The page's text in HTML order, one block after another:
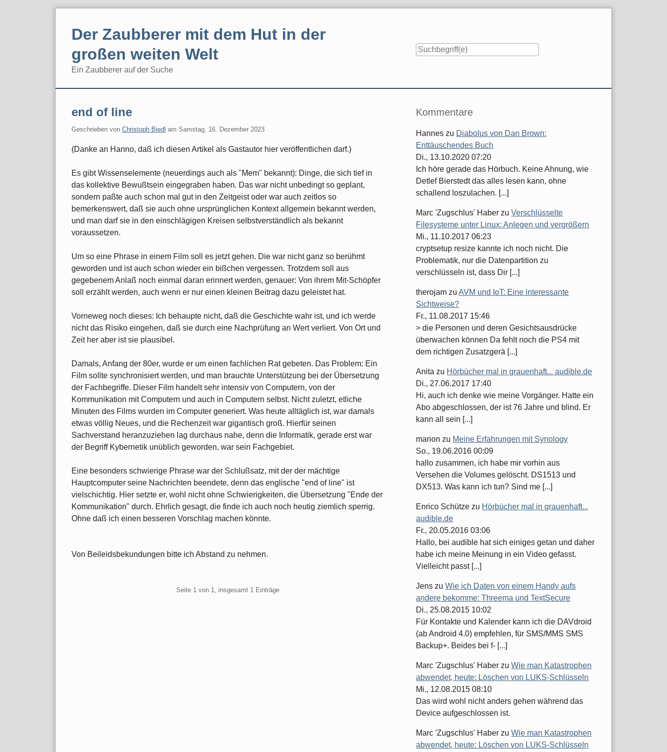
Der Zaubberer mit dem Hut in der
großen weiten Welt
Ein Zaubberer auf der Suche
end of line
Geschrieben von Christoph Biedl am Samstag, 16. Dezember 2023
(Danke an Hanno, daß ich diesen Artikel als Gastautor hier veröffentlichen darf.)
Es gibt Wissenselemente (neuerdings auch als "Mem" bekannt): Dinge, die sich tief in
das kollektive Bewußtsein eingegraben haben. Das war nicht unbedingt so geplant,
sondern paßte auch schon mal gut in den Zeitgeist oder war auch zeitlos so
bemerkenswert, daß sie auch ohne ursprünglichen Kontext allgemein bekannt werden,
und man darf sie in den einschlägigen Kreisen selbstverständlich als bekannt
voraussetzen.
Um so eine Phrase in einem Film soll es jetzt gehen. Die war nicht ganz so berühmt
geworden und ist auch schon wieder ein bißchen vergessen. Trotzdem soll aus
gegebenem Anlaß noch einmal daran erinnert werden, genauer: Von ihrem Mit-Schöpfer
soll erzählt werden, auch wenn er nur einen kleinen Beitrag dazu geleistet hat.
Vorneweg noch dieses: Ich behaupte nicht, daß die Geschichte wahr ist, und ich werde
nicht das Risiko eingehen, daß sie durch eine Nachprüfung an Wert verliert. Von Ort und
Zeit her aber ist sie plausibel.
Damals, Anfang der 80er, wurde er um einen fachlichen Rat gebeten. Das Problem: Ein
Film sollte synchronisiert werden, und man brauchte Unterstützung bei der Übersetzung
der Fachbegriffe. Dieser Film handelt sehr intensiv von Computern, von der
Kommunikation mit Computern und auch in Computern selbst. Nicht zuletzt, etliche
Minuten des Films wurden im Computer generiert. Was heute alltäglich ist, war damals
etwas völlig Neues, und die Rechenzeit war gigantisch groß. Hierfür seinen
Sachverstand heranzuziehen lag durchaus nahe, denn die Informatik, gerade erst war
der Begriff Kybernetik unüblich geworden, war sein Fachgebiet.
Eine besonders schwierige Phrase war der Schlußsatz, mit der der mächtige
Hauptcomputer seine Nachrichten beendete, denn das englische "end of line" ist
vielschichtig. Hier setzte er, wohl nicht ohne Schwierigkeiten, die Übersetzung "Ende der
Kommunikation" durch. Ehrlich gesagt, die finde ich auch noch heutig ziemlich sperrig.
Ohne daß ich einen besseren Vorschlag machen könnte.
Von Beileidsbekundungen bitte ich Abstand zu nehmen.
Seite 1 von 1, insgesamt 1 Einträge
Seitenleiste
Kommentare
Hannes zu Diabolus von Dan Brown:
Enttäuschendes Buch
Di., 13.10.2020 07:20
Ich höre gerade das Hörbuch. Keine Ahnung, wie
Detlef Bierstedt das alles lesen kann, ohne
schallend loszulachen. [...]
Marc 'Zugschlus' Haber zuVerschlüsselte
Filesysteme unter Linux: Anlegen und vergrößern
Mi., 11.10.2017 06:23
cryptsetup resize kannte ich noch nicht. Die
Problematik, nur die Datenpartition zu
verschlüsseln ist, dass Dir [...]
therojam zuAVM und IoT: Eine interessante
Sichtweise?
Fr., 11.08.2017 15:46
> die Personen und deren Gesichtsausdrücke
überwachen können Da fehlt noch die PS4 mit
dem richtigen Zusatzgerä [...]
Anita zu Hörbücher mal in grauenhaft... audible.de
Di., 27.06.2017 17:40
Hi, auch ich denke wie meine Vorgänger. Hatte ein
Abo abgeschlossen, der ist 76 Jahre und blind. Er
kann all sein [...]
marion zu Meine Erfahrungen mit Synology
So., 19.06.2016 00:09
hallo zusammen, ich habe mir vorhin aus
Versehen die Volumes gelöscht. DS1513 und
DX513. Was kann ich tun? Sind me [...]
Enrico Schütze zu Hörbücher mal in grauenhaft...
audible.de
Fr., 20.05.2016 03:06
Hallo, bei audible hat sich einiges getan und daher
habe ich meine Meinung in ein Video gefasst.
Vielleicht passt [...]
Jens zuWie ich Daten von einem Handy aufs
andere bekomme: Threema und TextSecure
Di., 25.08.2015 10:02
Für Kontakte und Kalender kann ich die DAVdroid
(ab Android 4.0) empfehlen, für SMS/MMS SMS
Backup+. Beides bei f- [...]
Marc 'Zugschlus' Haber zuWie man Katastrophen
abwendet, heute: Löschen von LUKS-Schlüsseln
Mi., 12.08.2015 08:10
Das wird wohl nicht anders gehen während das
Device aufgeschlossen ist.
Marc 'Zugschlus' Haber zuWie man Katastrophen
abwendet, heute: Löschen von LUKS-Schlüsseln